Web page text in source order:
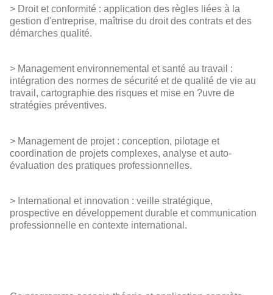
> Droit et conformité : application des règles liées à la
gestion d'entreprise, maîtrise du droit des contrats et des
démarches qualité.
> Management environnemental et santé au travail :
intégration des normes de sécurité et de qualité de vie au
travail, cartographie des risques et mise en ?uvre de
stratégies préventives.
> Management de projet : conception, pilotage et
coordination de projets complexes, analyse et auto-
évaluation des pratiques professionnelles.
> International et innovation : veille stratégique,
prospective en développement durable et communication
professionnelle en contexte international.